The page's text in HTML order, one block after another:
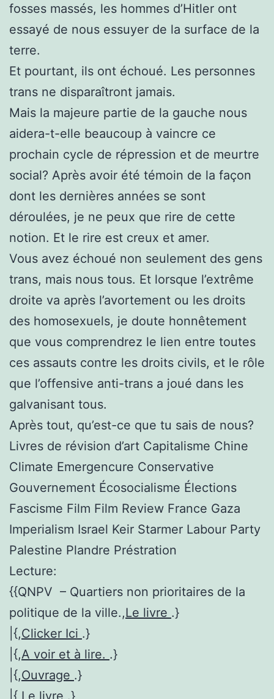
fosses massés, les hommes d’Hitler ont
essayé de nous essuyer de la surface de la
terre.
Et pourtant, ils ont échoué. Les personnes
trans ne disparaîtront jamais.
Mais la majeure partie de la gauche nous
aidera-t-elle beaucoup à vaincre ce
prochain cycle de répression et de meurtre
social? Après avoir été témoin de la façon
dont les dernières années se sont
déroulées, je ne peux que rire de cette
notion. Et le rire est creux et amer.
Vous avez échoué non seulement des gens
trans, mais nous tous. Et lorsque l’extrême
droite va après l’avortement ou les droits
des homosexuels, je doute honnêtement
que vous comprendrez le lien entre toutes
ces assauts contre les droits civils, et le rôle
que l’offensive anti-trans a joué dans les
galvanisant tous.
Après tout, qu’est-ce que tu sais de nous?
Livres de révision d’art Capitalisme Chine
Climate Emergencure Conservative
Gouvernement Écosocialisme Élections
Fascisme Film Film Review France Gaza
Imperialism Israel Keir Starmer Labour Party
Palestine Plandre Préstration
Lecture:
{{QNPV – Quartiers non prioritaires de la
politique de la ville.,Le livre .}
|{,Clicker Ici .}
|{,A voir et à lire. .}
|{,Ouvrage .}
|{, Le livre .}